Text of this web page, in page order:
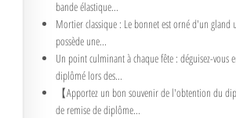
bande élastique...
Mortier classique : Le bonnet est orné d'un gland
possède une...
Un point culminant à chaque fête : déguisez-vous
diplômé lors des...
【Apportez un bon souvenir de l'obtention du
de remise de diplôme...